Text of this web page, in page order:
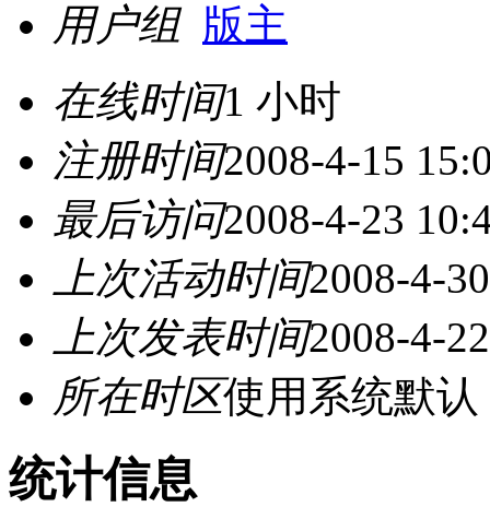
用户组 版主
在线时间1 小时
注册时间2008-4-15
最后访问2008-4-23
上次活动时间2008-4-
上次发表时间2008-4-
所在时区使用系统默认
统计信息